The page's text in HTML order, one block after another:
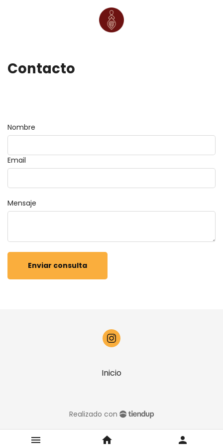
menu home person
Contacto
Nombre
Email
Mensaje
Enviar consulta
Inicio
Realizado con